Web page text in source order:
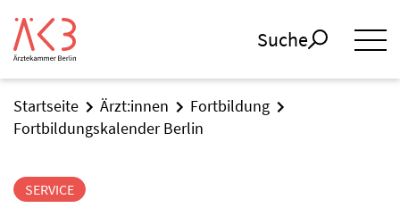
Suche
Startseite Ärzt:innen
Fortbildung
Fortbildungskalender Berlin
SERVICE